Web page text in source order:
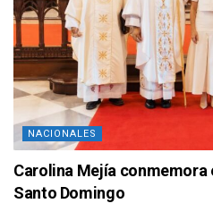
NACIONALES
Carolina Mejía conmemora
Santo Domingo